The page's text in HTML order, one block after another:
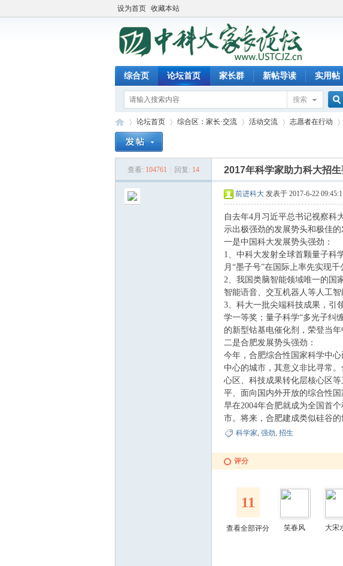
设为首页 收藏本站
综合页 论坛首页 家长群 新帖导读 实用帖
搜索
搜
索
»
论坛首页
›
综合区：家长·交流
›
活动交流
›
志愿者在行动
›
查看: 104761 回复: 14 2017年科学家助力科大招
前进科大 发表于 2017-6-22
自去年4月习近平总书记视察科
示出极强劲的发展势头和极佳
一是中国科大发展势头强劲：
1、中科大发射全球首颗量子科
月“墨子号”在国际上率先实现
2、我国类脑智能领域唯一的国
智能语音、交互机器人等人工
3、科大一批尖端科技成果，引
学一等奖；量子科学“多光子纠
的新型钴基电催化剂，荣登当
二是合肥发展势头强劲：
今年，合肥综合性国家科学中
中心的城市，其意义非比寻常
心区、科技成果转化层核心区
平、面向国内外开放的综合性国
早在2004年合肥就成为全国首
市。将来，合肥建成类似硅谷的
科学家, 强劲, 招生
评分
11
查看全部评分 笑春风 大宋